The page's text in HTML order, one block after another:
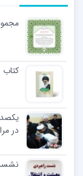
یکصد
در